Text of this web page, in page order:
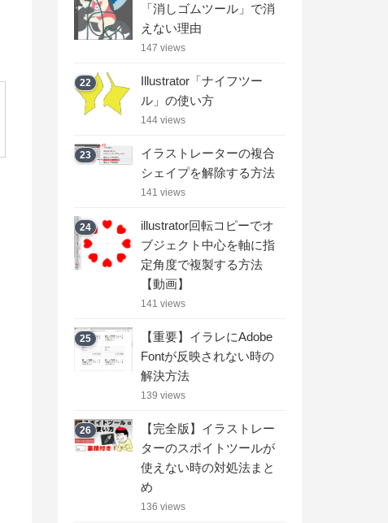
「消しゴムツール」で消
えない理由
147 views
22
Illustrator「ナイフツー
ル」の使い方
144 views
23
イラストレーターの複合
シェイプを解除する方法
141 views
24
illustrator回転コピーでオ
ブジェクト中心を軸に指
定角度で複製する方法
【動画】
141 views
25
【重要】イラレにAdobe
Fontが反映されない時の
解決方法
139 views
26
【完全版】イラストレー
ターのスポイトツールが
使えない時の対処法まと
め
136 views